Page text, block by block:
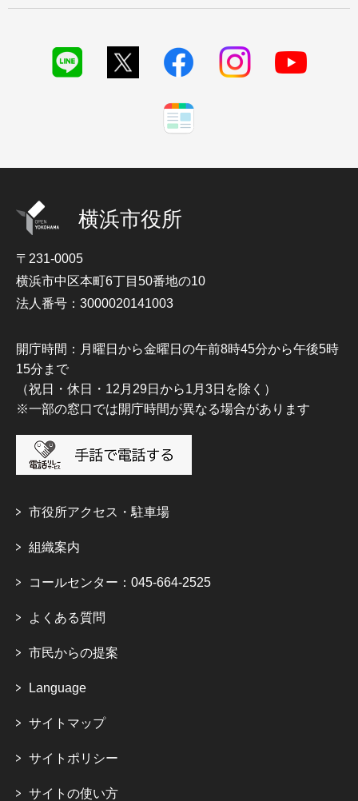
横浜市役所
〒231-0005
横浜市中区本町6丁目50番地の10
法人番号：3000020141003
開庁時間：月曜日から金曜日の午前8時45分から午後5時
15分まで
（祝日・休日・12月29日から1月3日を除く）
※一部の窓口では開庁時間が異なる場合があります
市役所アクセス・駐車場
組織案内
コールセンター：045-664-2525
よくある質問
市民からの提案
Language
サイトマップ
サイトポリシー
サイトの使い方